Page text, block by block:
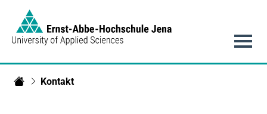
Kontakt